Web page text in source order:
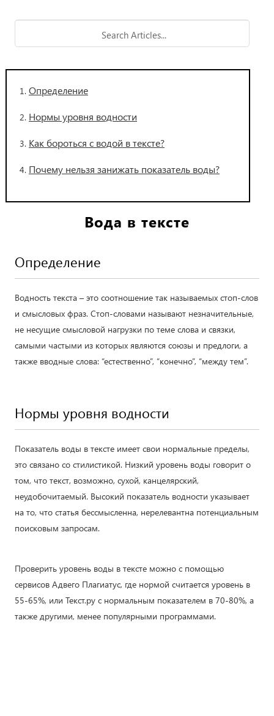
Определение
Нормы уровня водности
Как бороться с водой в тексте?
Почему нельзя занижать показатель воды?
Вода в тексте
Определение
Водность текста – это соотношение так называемых стоп-слов
и смысловых фраз. Стоп-словами называют незначительные,
не несущие смысловой нагрузки по теме слова и связки,
самыми частыми из которых являются союзы и предлоги, а
также вводные слова: “естественно”, “конечно”, “между тем”.
Нормы уровня водности
Показатель воды в тексте имеет свои нормальные пределы,
это связано со стилистикой. Низкий уровень воды говорит о
том, что текст, возможно, сухой, канцелярский,
неудобочитаемый. Высокий показатель водности указывает
на то, что статья бессмысленна, нерелевантна потенциальным
поисковым запросам.
Проверить уровень воды в тексте можно с помощью
сервисов Адвего Плагиатус, где нормой считается уровень в
55-65%, или Текст.ру с нормальным показателем в 70-80%, а
также другими, менее популярными программами.